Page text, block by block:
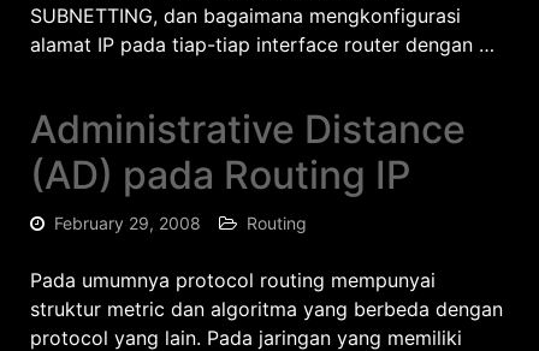
SUBNETTING, dan bagaimana mengkonfigurasi
alamat IP pada tiap-tiap interface router dengan …
Administrative Distance
(AD) pada Routing IP
February 29, 2008 Routing
Pada umumnya protocol routing mempunyai
struktur metric dan algoritma yang berbeda dengan
protocol yang lain. Pada jaringan yang memiliki